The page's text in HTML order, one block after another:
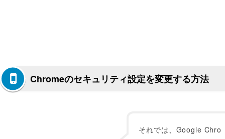
Chromeのセキュリティ設定を変更する方法
それでは、Google Chro